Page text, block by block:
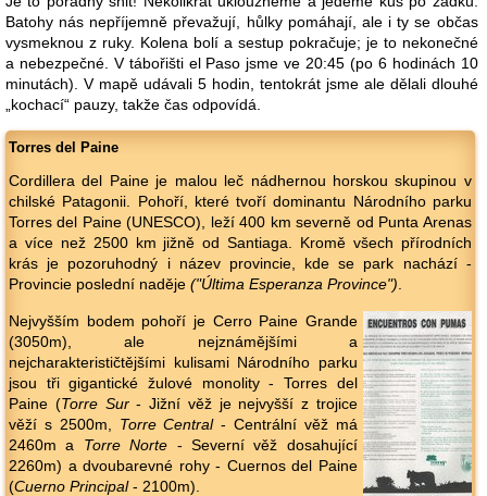
Batohy nás nepříjemně převažují, hůlky pomáhají, ale i ty se občas
vysmeknou z ruky. Kolena bolí a sestup pokračuje; je to nekonečné
a nebezpečné. V tábořišti el Paso jsme ve 20:45 (po 6 hodinách 10
minutách). V mapě udávali 5 hodin, tentokrát jsme ale dělali dlouhé
„kochací“ pauzy, takže čas odpovídá.
Torres del Paine
Cordillera del Paine je malou leč nádhernou horskou skupinou v
chilské Patagonii. Pohoří, které tvoří dominantu Národního parku
Torres del Paine (UNESCO), leží 400 km severně od Punta Arenas
a více než 2500 km jižně od Santiaga. Kromě všech přírodních
krás je pozoruhodný i název provincie, kde se park nachází -
Provincie poslední naděje ("Última Esperanza Province").
Nejvyšším bodem pohoří je Cerro Paine Grande
(3050m), ale nejznámějšími a
nejcharakterističtějšími kulisami Národního parku
jsou tři gigantické žulové monolity - Torres del
Paine (Torre Sur- Jižní věž je nejvyšší z trojice
věží s 2500m, Torre Central- Centrální věž má
2460m a Torre Norte - Severní věž dosahující
2260m) a dvoubarevné rohy - Cuernos del Paine
(Cuerno Principal- 2100m).